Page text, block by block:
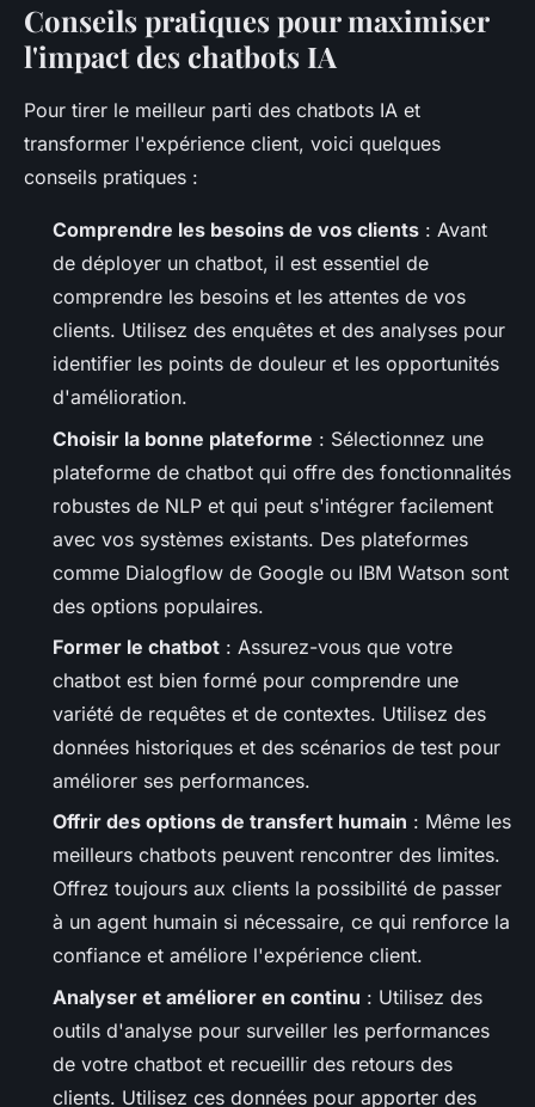
Conseils pratiques pour maximiser
l'impact des chatbots IA
Pour tirer le meilleur parti des chatbots IA et
transformer l'expérience client, voici quelques
conseils pratiques :
Comprendre les besoins de vos clients : Avant
de déployer un chatbot, il est essentiel de
comprendre les besoins et les attentes de vos
clients. Utilisez des enquêtes et des analyses pour
identifier les points de douleur et les opportunités
d'amélioration.
Choisir la bonne plateforme : Sélectionnez une
plateforme de chatbot qui offre des fonctionnalités
robustes de NLP et qui peut s'intégrer facilement
avec vos systèmes existants. Des plateformes
comme Dialogflow de Google ou IBM Watson sont
des options populaires.
Former le chatbot : Assurez-vous que votre
chatbot est bien formé pour comprendre une
variété de requêtes et de contextes. Utilisez des
données historiques et des scénarios de test pour
améliorer ses performances.
Offrir des options de transfert humain : Même les
meilleurs chatbots peuvent rencontrer des limites.
Offrez toujours aux clients la possibilité de passer
à un agent humain si nécessaire, ce qui renforce la
confiance et améliore l'expérience client.
Analyser et améliorer en continu : Utilisez des
outils d'analyse pour surveiller les performances
de votre chatbot et recueillir des retours des
clients. Utilisez ces données pour apporter des